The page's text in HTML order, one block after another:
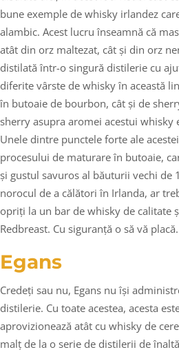
bune exemple de whisky irlandez
alambic. Acest lucru înseamnă că
atât din orz maltezat, cât și din orz
distilată într-o singură distilerie cu
diferite vârste de whisky în această
în butoaie de bourbon, cât și de
sherry asupra aromei acestui whisky
Unele dintre punctele forte ale
procesului de maturare în butoaie,
și gustul savuros al băuturii vechi de
norocul de a călători în Irlanda, ar
opriți la un bar de whisky de calitate
Redbreast. Cu siguranță o să vă placă.
Egans
Credeți sau nu, Egans nu își
distilerie. Cu toate acestea, acesta
aprovizionează atât cu whisky de
malț de la o serie de distilerii de